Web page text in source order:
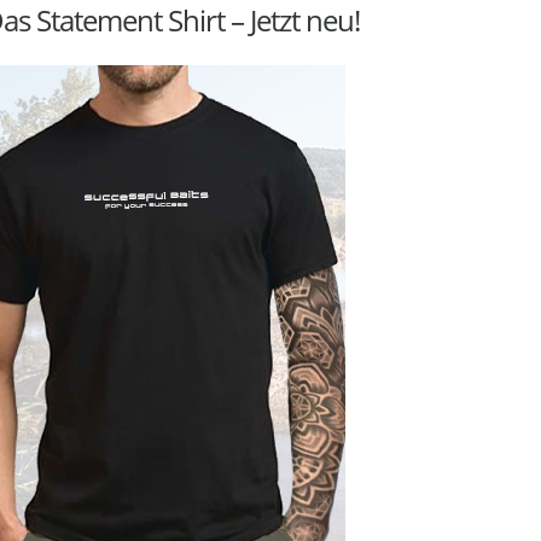
Statement Shirt – Jetzt neu!